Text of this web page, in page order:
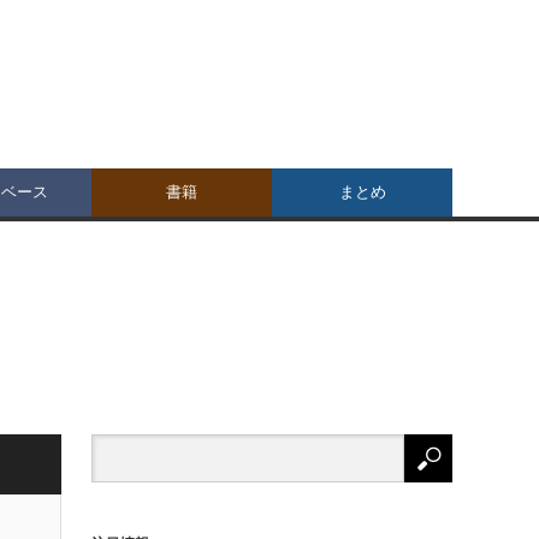
ース 書籍 まとめ